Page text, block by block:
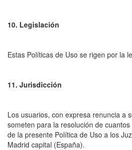
10. Legislación
Estas Políticas de Uso se rigen por la
11. Jurisdicción
Los usuarios, con expresa renuncia a
someten para la resolución de
de la presente Política de Uso a los
Madrid capital (España).